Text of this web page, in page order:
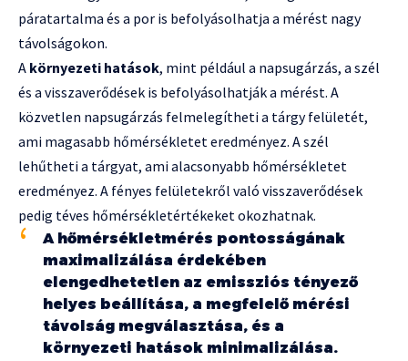
páratartalma és a por is befolyásolhatja a mérést nagy
távolságokon.
A környezeti hatások, mint például a napsugárzás, a szél
és a visszaverődések is befolyásolhatják a mérést. A
közvetlen napsugárzás felmelegítheti a tárgy felületét,
ami magasabb hőmérsékletet eredményez. A szél
lehűtheti a tárgyat, ami alacsonyabb hőmérsékletet
eredményez. A fényes felületekről való visszaverődések
pedig téves hőmérsékletértékeket okozhatnak.
A hőmérsékletmérés pontosságának
maximalizálása érdekében
elengedhetetlen az emissziós tényező
helyes beállítása, a megfelelő mérési
távolság megválasztása, és a
környezeti hatások minimalizálása.